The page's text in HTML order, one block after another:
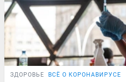
ЗДОРОВЬЕ ВСЁ О КОРОНАВИРУСЕ